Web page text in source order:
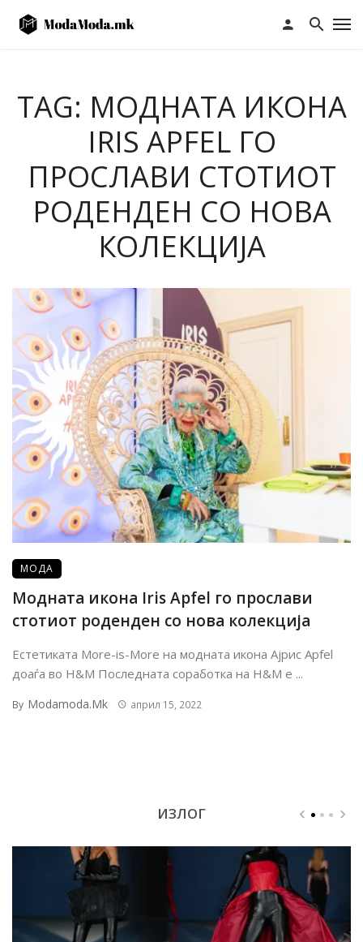
TAG: МОДНАТА ИКОНА
IRIS APFEL ГО
ПРОСЛАВИ СТОТИОТ
РОДЕНДЕН СО НОВА
КОЛЕКЦИЈА
МОДА
Модната икона Iris Apfel го прослави
стотиот роденден со нова колекција
Естетиката More-is-Мore на модната икона Ајрис Apfel
доаѓа во H&M Последната соработка на H&M е ...
By Modamoda.mk април 15, 2022
ИЗЛОГ